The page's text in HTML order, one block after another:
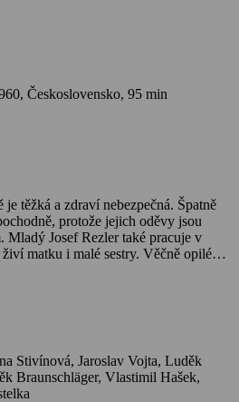
Československo, 95 min
těžká a zdraví nebezpečná. Špatně
protože jejich oděvy jsou
Mladý Josef Rezler také pracuje v
matku i malé sestry. Věčně opilého
cholery a Josef jako jediný z